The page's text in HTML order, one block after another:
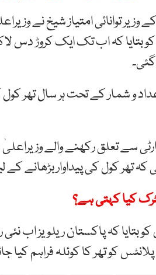
وزیر توانائی امتیاز شیخ نے
کہ اب تک ایک کروڑ دس
سے تعلق رکھنے والے
تھر کول کی پیداوار بڑھانے
کیا کہتی ہے؟
بتایا کہ پاکستان ریلویز اب
کو تھر کا کوئلہ فراہم کیا